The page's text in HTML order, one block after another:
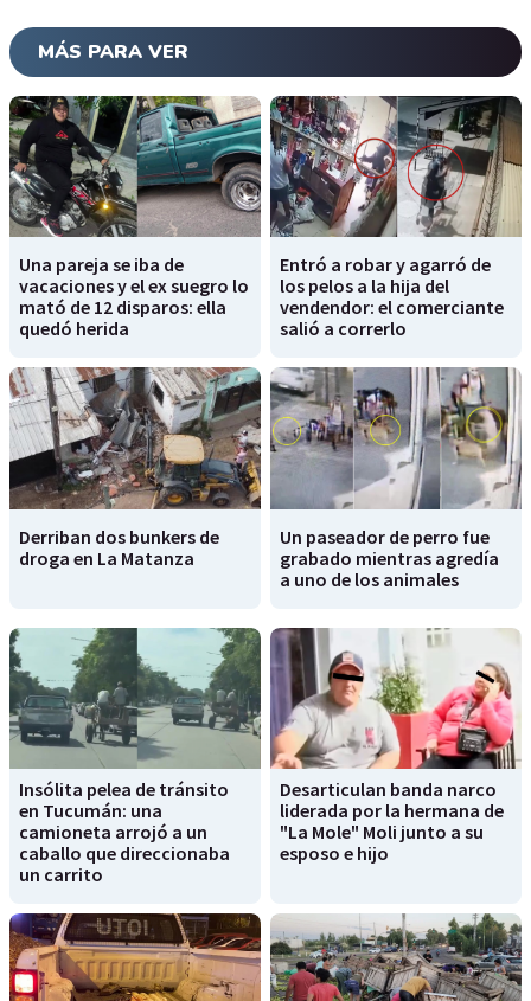
MÁS PARA VER
Una pareja se iba de
vacaciones y el ex suegro lo
mató de 12 disparos: ella
quedó herida
Entró a robar y agarró de
los pelos a la hija del
vendendor: el comerciante
salió a correrlo
Derriban dos bunkers de
droga en La Matanza
Un paseador de perro fue
grabado mientras agredía
a uno de los animales
Insólita pelea de tránsito
en Tucumán: una
camioneta arrojó a un
caballo que direccionaba
un carrito
Desarticulan banda narco
liderada por la hermana de
"La Mole" Moli junto a su
esposo e hijo